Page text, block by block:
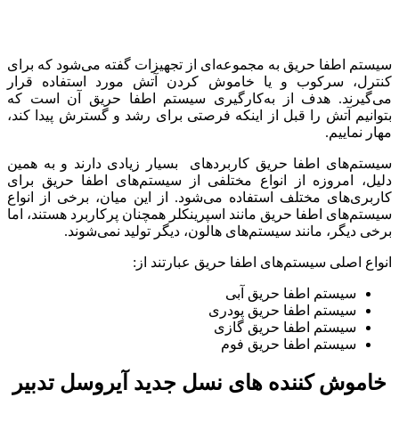
سیستم اطفا حریق به مجموعه‌ای از تجهیزات گفته می‌شود که برای
کنترل، سرکوب و یا خاموش کردن آتش مورد استفاده قرار
می‌گیرند. هدف از به‌کارگیری سیستم اطفا حریق آن است که
بتوانیم آتش را قبل از اینکه فرصتی برای رشد و گسترش پیدا کند،
مهار نماییم.
سیستم‌های اطفا حریق کاربردهای بسیار زیادی دارند و به همین
دلیل، امروزه از انواع مختلفی از سیستم‌های اطفا حریق برای
کاربری‌های مختلف استفاده می‌شود. از این میان، برخی از انواع
سیستم‌های اطفا حریق مانند اسپرینکلر همچنان‌ پرکاربرد هستند، اما
برخی دیگر، مانند سیستم‌های هالون، دیگر تولید نمی‌شوند.
انواع اصلی سیستم‌های اطفا حریق عبارتند از:
سیستم اطفا حریق آبی
سیستم اطفا حریق پودری
سیستم اطفا حریق گازی
سیستم اطفا حریق فوم
خاموش کننده های نسل جدید آیروسل تدبیر